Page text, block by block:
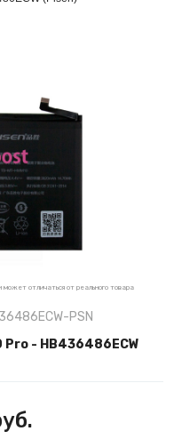
может отличаться от реального товара
PSN
Pro - HB436486ECW